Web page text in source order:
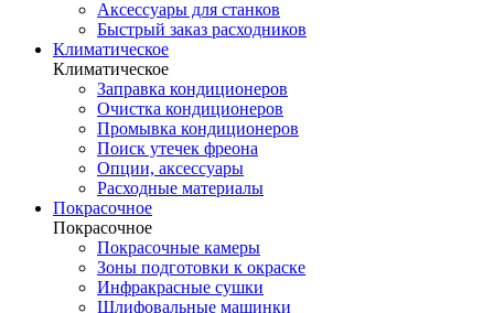
Аксессуары для станков
Быстрый заказ расходников
Климатическое
Климатическое
Заправка кондиционеров
Очистка кондиционеров
Промывка кондиционеров
Поиск утечек фреона
Опции, аксессуары
Расходные материалы
Покрасочное
Покрасочное
Покрасочные камеры
Зоны подготовки к окраске
Инфракрасные сушки
Шлифовальные машинки